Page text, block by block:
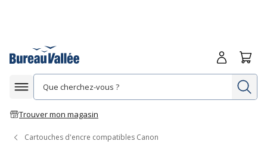
Afficher la navigation
Trouver mon magasin
Me
Cartouches d'encre compatibles Canon